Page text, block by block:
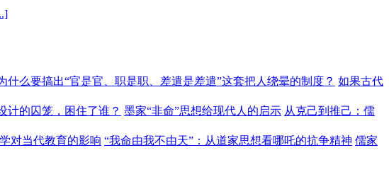
什么要搞出“官是官、职是职、差遣是差遣”这套把人绕晕的制度？ 如果古代
计的囚笼，困住了谁？ 墨家“非命”思想给现代人的启示 从克己到推己：儒
对当代教育的影响 “我命由我不由天”：从道家思想看哪吒的抗争精神 儒家